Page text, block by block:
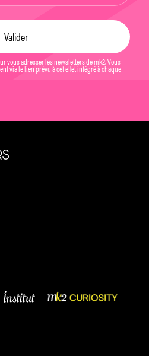
vous adresser les newsletters de mk2. Vous
via le lien prévu à cet effet intégré à chaque